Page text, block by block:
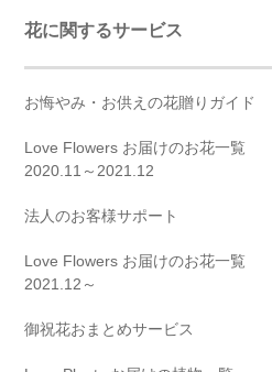
花に関するサービス
お悔やみ・お供えの花贈りガイド
Love Flowers お届けのお花一覧
2020.11～2021.12
法人のお客様サポート
Love Flowers お届けのお花一覧
2021.12～
御祝花おまとめサービス